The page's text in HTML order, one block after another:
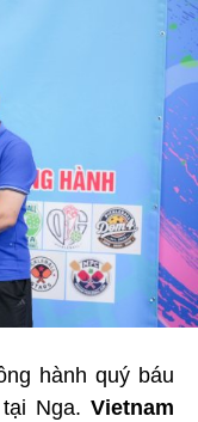
hành quý báu
Nga. Vietnam